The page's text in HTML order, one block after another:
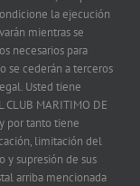
la ejecución
mientras se
necesarios para
se cederán a terceros
Usted tiene
MARITIMO DE
por tanto tiene
limitación del
y supresión de sus
arriba mencionada